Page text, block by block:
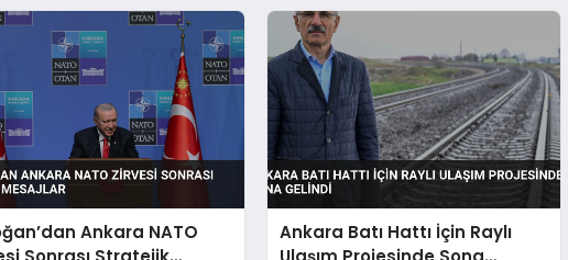
Ankara NATO
Ankara Batı Hattı İçin Raylı